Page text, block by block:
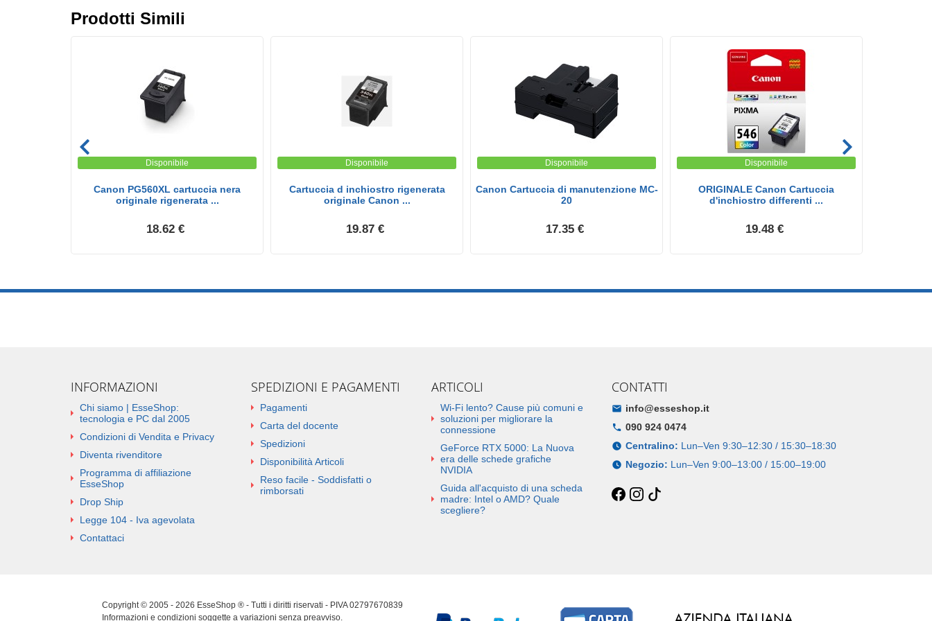
Prodotti Simili
Disponibile
Canon PG560XL cartuccia nera
originale rigenerata ...
18.62 €
Disponibile
Cartuccia d inchiostro rigenerata
originale Canon ...
19.87 €
Disponibile
Canon Cartuccia di manutenzione MC-
20
17.35 €
Disponibile
ORIGINALE Canon Cartuccia
d'inchiostro differenti ...
19.48 €
INFORMAZIONI
Chi siamo | EsseShop:
tecnologia e PC dal 2005
Condizioni di Vendita e Privacy
Diventa rivenditore
Programma di affiliazione
EsseShop
Drop Ship
Legge 104 - Iva agevolata
Contattaci
SPEDIZIONI E PAGAMENTI
Pagamenti
Carta del docente
Spedizioni
Disponibilità Articoli
Reso facile - Soddisfatti o
rimborsati
ARTICOLI
Wi-Fi lento? Cause più comuni e
soluzioni per migliorare la
connessione
GeForce RTX 5000: La Nuova
era delle schede grafiche
NVIDIA
Guida all'acquisto di una scheda
madre: Intel o AMD? Quale
scegliere?
CONTATTI
info@esseshop.it
090 924 0474
Centralino: Lun–Ven 9:30–12:30 / 15:30–18:30
Negozio: Lun–Ven 9:00–13:00 / 15:00–19:00
Copyright © 2005 - 2026 EsseShop ® - Tutti i diritti riservati - PIVA 02797670839
Informazioni e condizioni soggette a variazioni senza preavviso.